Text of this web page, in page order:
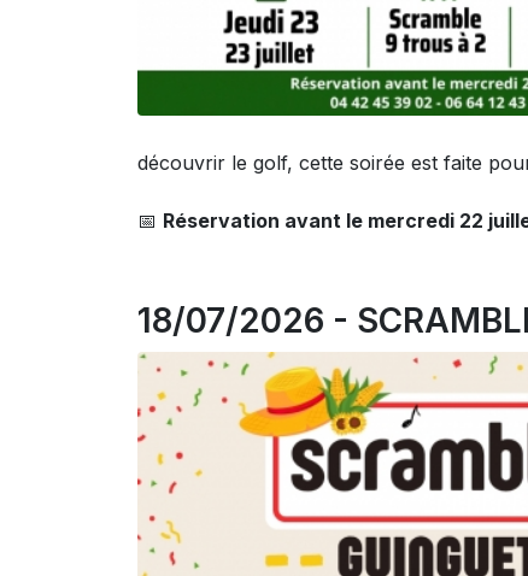
découvrir le golf, cette soirée est faite
📅 Réservation avant le mercredi 22
18/07/2026 -